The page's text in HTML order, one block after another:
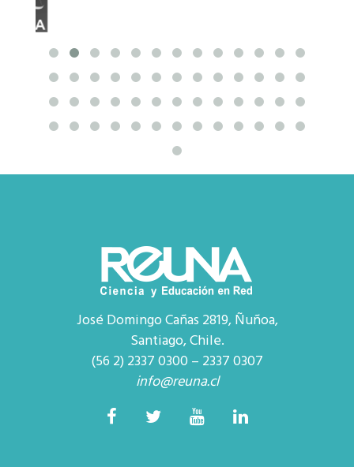
José Domingo Cañas 2819, Ñuñoa,
Santiago, Chile.
(56 2) 2337 0300 – 2337 0307
info@reuna.cl